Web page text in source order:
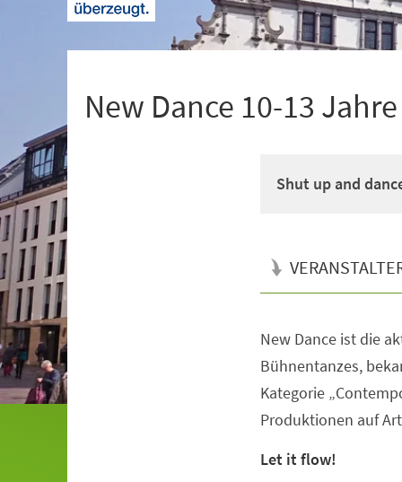
New Dance 10-13
Shut up and
New Dance ist die
Bühnentanzes,
Kategorie
Produktionen auf
Let it flow!